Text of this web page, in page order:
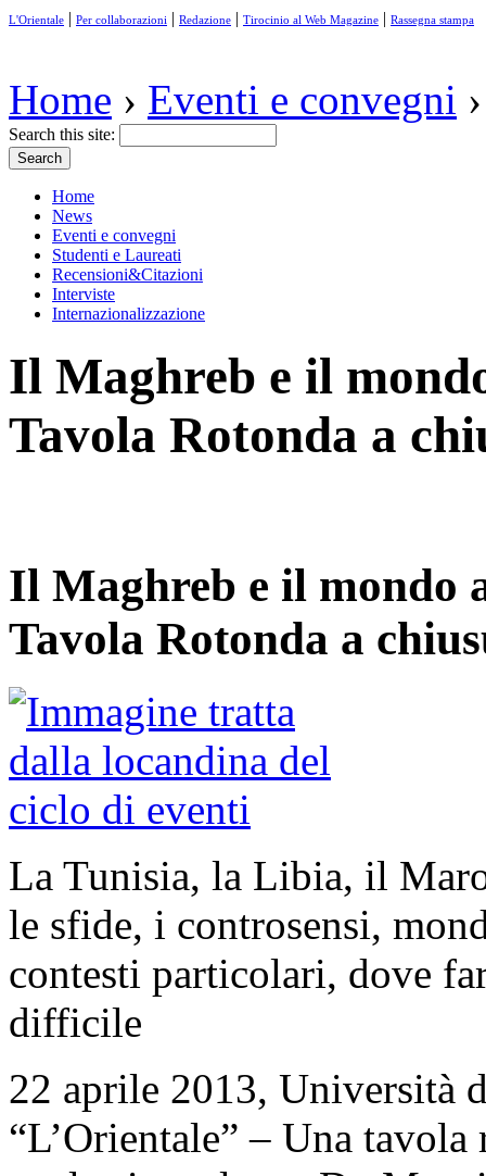
L'Orientale | Per collaborazioni | Redazione | Tirocinio al Web Magazine | Rassegna stampa
Home › Eventi e convegni ›
Search this site:
Home
News
Eventi e convegni
Studenti e Laureati
Recensioni&Citazioni
Interviste
Internazionalizzazione
Il Maghreb e il
Tavola Rotonda a
Il Maghreb e il mondo
Tavola Rotonda a
La Tunisia, la Libia, il
le sfide, i controsensi,
contesti particolari, dove
difficile
22 aprile 2013, Università
“L’Orientale” – Una